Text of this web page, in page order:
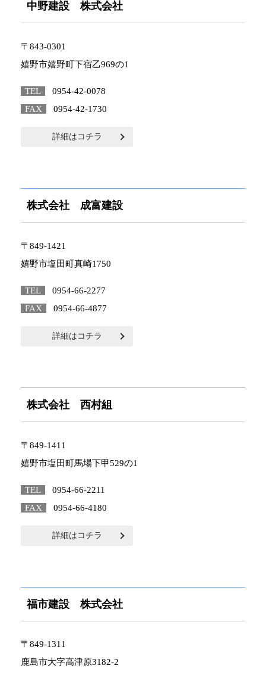
中野建設 株式会社
〒843-0301
嬉野市嬉野町下宿乙969の1
TEL
0954-42-0078
FAX
0954-42-1730
詳細はコチラ
株式会社 成富建設
〒849-1421
嬉野市塩田町真崎1750
TEL
0954-66-2277
FAX
0954-66-4877
詳細はコチラ
株式会社 西村組
〒849-1411
嬉野市塩田町馬場下甲529の1
TEL
0954-66-2211
FAX
0954-66-4180
詳細はコチラ
福市建設 株式会社
〒849-1311
鹿島市大字高津原3182-2